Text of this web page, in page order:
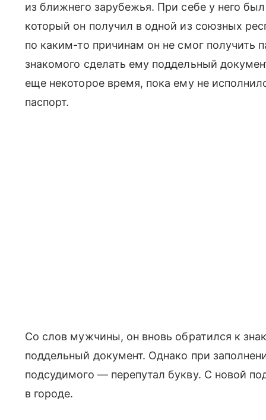
из ближнего зарубежья. При себе у него
который он получил в одной из союзных
по каким-то причинам он не смог получить
знакомого сделать ему поддельный
еще некоторое время, пока ему не
паспорт.
Со слов мужчины, он вновь обратился к
поддельный документ. Однако при
подсудимого — перепутал букву. С новой
в городе.